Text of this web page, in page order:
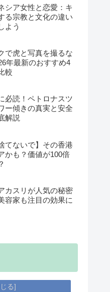
シア女性と恋愛：キ
る宗教と文化の違い
よう
で虎と写真を撮るな
年最新のおすすめ4
較
必読！ペトロナスツ
ー傾きの真実と安全
解説
てないで】その香港
かも？価値が100倍
カスリが人気の秘密
容家も注目の効果に